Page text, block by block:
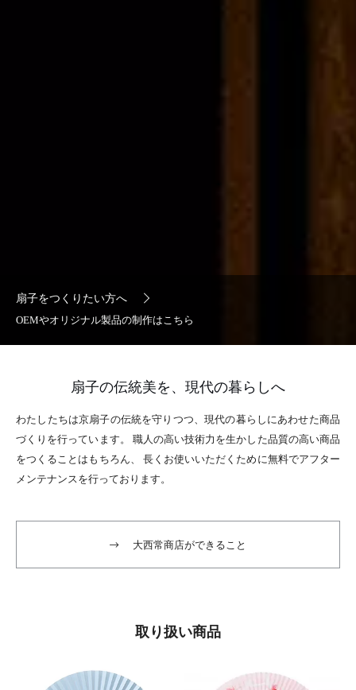
扇子をつくりたい方へ
OEMやオリジナル製品の制作はこちら
扇子の伝統美を、現代の暮らしへ
わたしたちは京扇子の伝統を守りつつ、 現代の暮らしにあわせた商品
づくりを行っています。
職人の高い技術力を生かした品質の高い商品
をつくることはもちろん、
長くお使いいただくために無料でアフター
メンテナンスを行っております。
大西常商店ができること
取り扱い商品